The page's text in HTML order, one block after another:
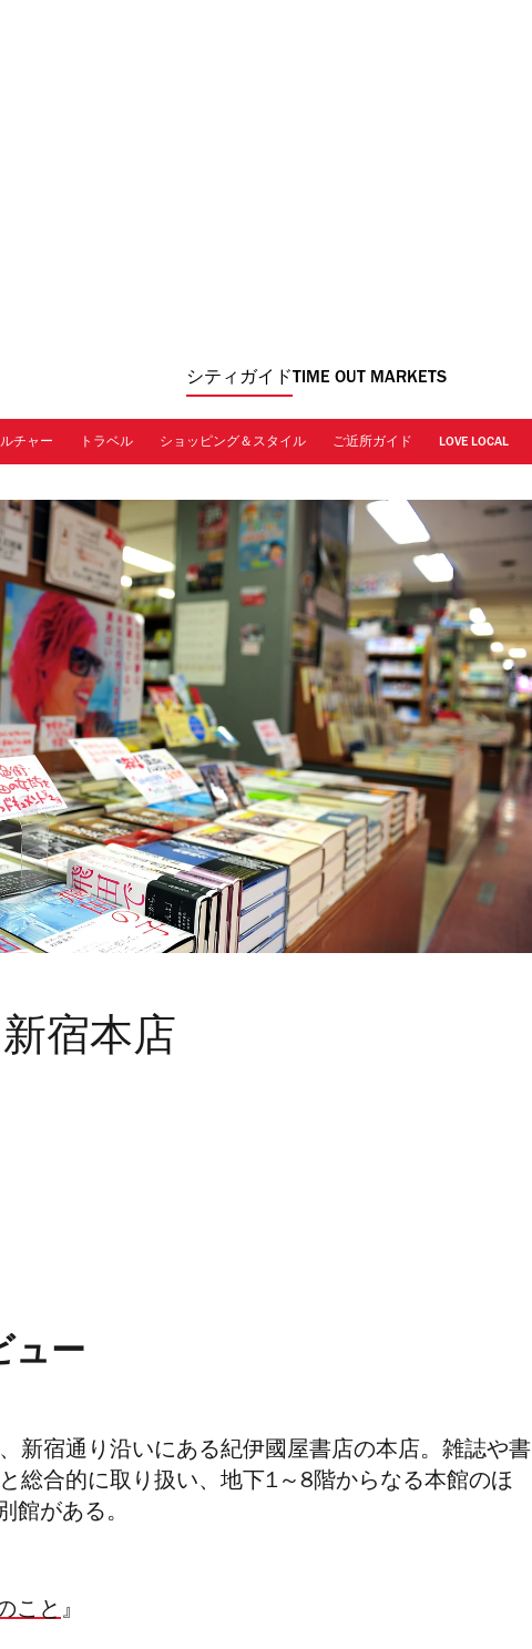
シティガイド TIME OUT MARKETS
チャー トラベル ショッピング＆スタイル ご近所ガイド LOVE LOCAL
宿本店
ュー
新宿通り沿いにある紀伊國屋書店の本店。雑誌や書
総合的に取り扱い、地下1～8階からなる本館のほ
館がある。
こと』